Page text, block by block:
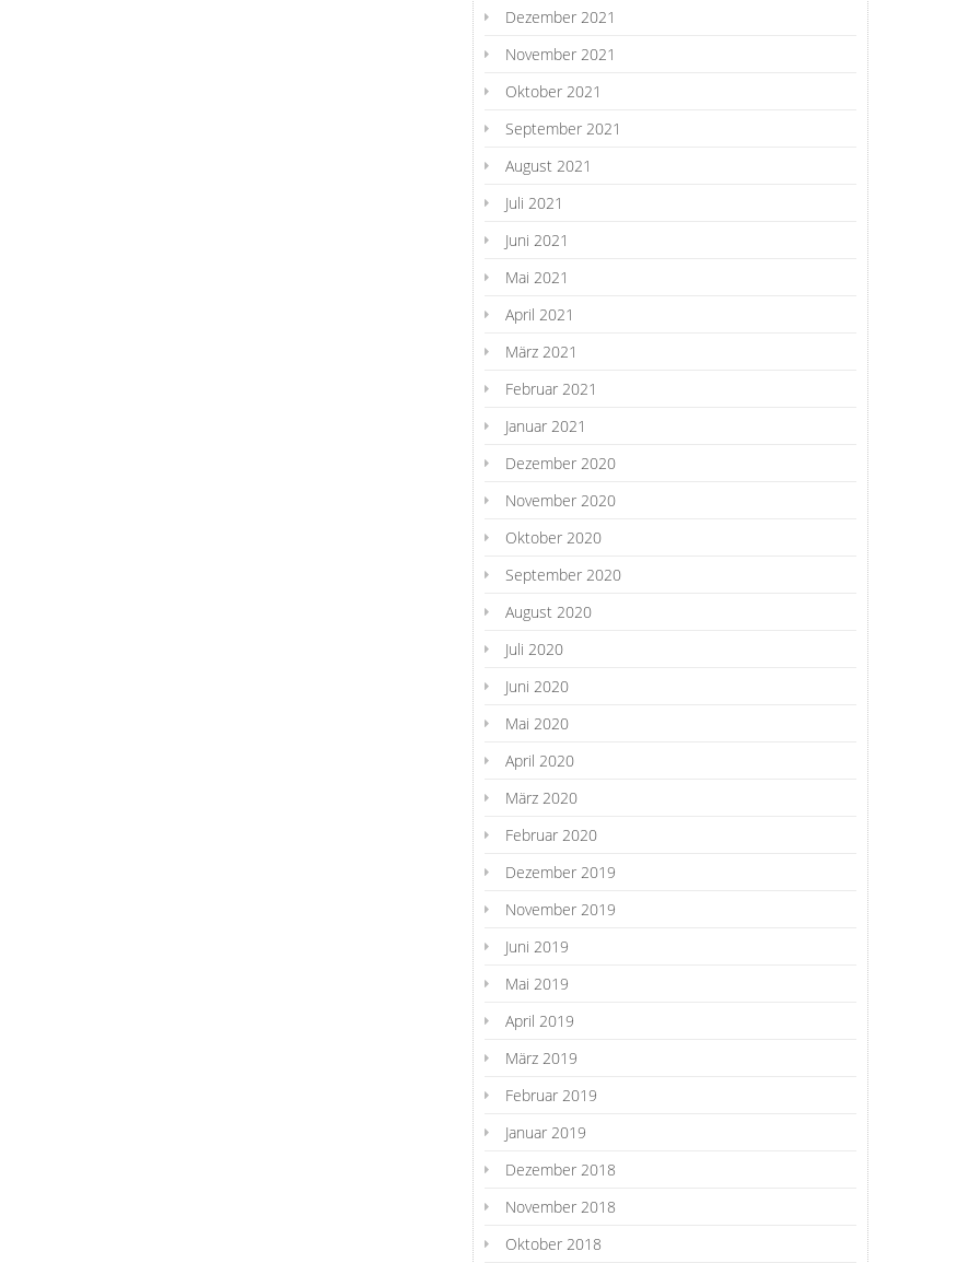
Dezember 2021
November 2021
Oktober 2021
September 2021
August 2021
Juli 2021
Juni 2021
Mai 2021
April 2021
März 2021
Februar 2021
Januar 2021
Dezember 2020
November 2020
Oktober 2020
September 2020
August 2020
Juli 2020
Juni 2020
Mai 2020
April 2020
März 2020
Februar 2020
Dezember 2019
November 2019
Juni 2019
Mai 2019
April 2019
März 2019
Februar 2019
Januar 2019
Dezember 2018
November 2018
Oktober 2018